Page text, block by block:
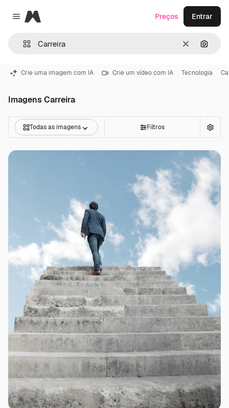
Close menu
Magnific
Limpar
Preços Entrar
Crie uma imagem com IA Crie um vídeo com IA Tecnologia
Imagens Carreira
Todas as imagens Filtros